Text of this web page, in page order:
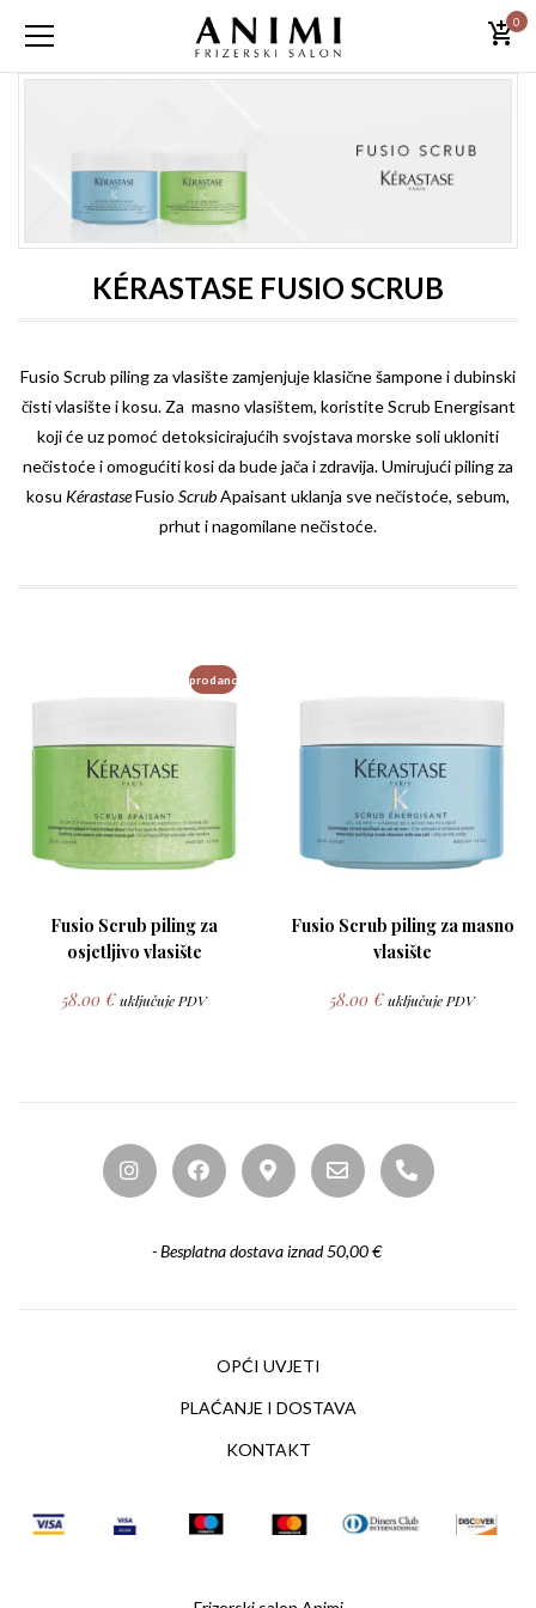
0
KÉRASTASE FUSIO SCRUB
Fusio Scrub piling za vlasište zamjenjuje klasične šampone i dubinski
čisti vlasište i kosu. Za masno vlasištem, koristite Scrub Energisant
koji će uz pomoć detoksicirajućih svojstava morske soli ukloniti
nečistoće i omogućiti kosi da bude jača i zdravija. Umirujući piling za
kosu KérastaseFusio ScrubApaisant uklanja sve nečistoće, sebum,
prhut i nagomilane nečistoće.
prodano
Fusio Scrub piling za
osjetljivo vlasište
58.00 € uključuje PDV
Fusio Scrub piling za masno
vlasište
58.00 € uključuje PDV
- Besplatna dostava iznad 50,00 €
OPĆI UVJETI
PLAĆANJE I DOSTAVA
KONTAKT